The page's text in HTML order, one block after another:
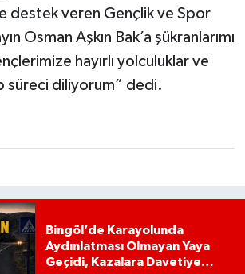
destek veren Gençlik ve Spor
Osman Aşkın Bak’a şükranlarımı
hayırlı yolculuklar ve
süreci diliyorum” dedi.
Bingöl’de Karayolunda
Aydınlatması Olmayan Yaya
Geçidi, Kazalara Davetiye